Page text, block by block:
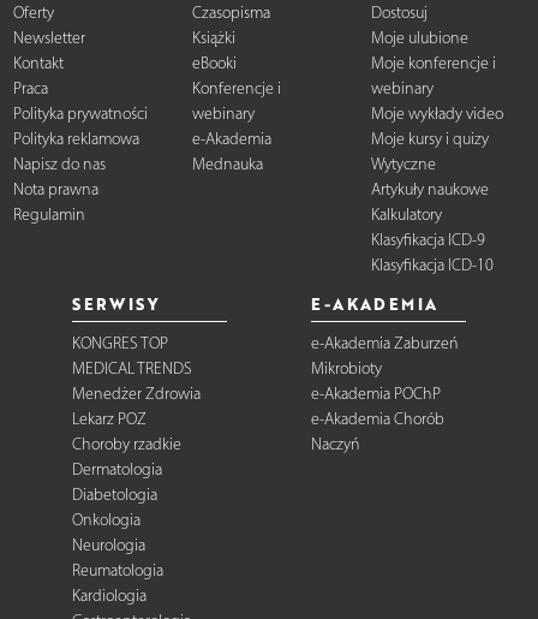
Oferty
Newsletter
Kontakt
Praca
Polityka prywatności
Polityka reklamowa
Napisz do nas
Nota prawna
Regulamin
Czasopisma
Książki
eBooki
Konferencje i
webinary
e-Akademia
Mednauka
Dostosuj
Moje ulubione
Moje konferencje i
webinary
Moje wykłady video
Moje kursy i quizy
Wytyczne
Artykuły naukowe
Kalkulatory
Klasyfikacja ICD-9
Klasyfikacja ICD-10
SERWISY
KONGRES TOP
MEDICAL TRENDS
Menedżer Zdrowia
Lekarz POZ
Choroby rzadkie
Dermatologia
Diabetologia
Onkologia
Neurologia
Reumatologia
Kardiologia
E-AKADEMIA
e-Akademia Zaburzeń
Mikrobioty
e-Akademia POChP
e-Akademia Chorób
Naczyń